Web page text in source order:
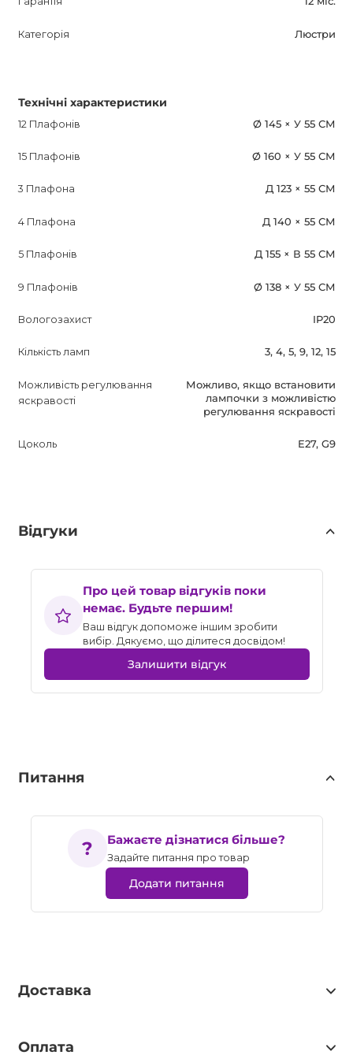
Категорія Люстри
Технічні характеристики
12 Плафонів Ø 145 × У 55 СМ
15 Плафонів Ø 160 × У 55 СМ
3 Плафона Д 123 × 55 СМ
4 Плафона Д 140 × 55 СМ
5 Плафонів Д 155 × В 55 СМ
9 Плафонів Ø 138 × У 55 СМ
Вологозахист IP20
Кількість ламп 3, 4, 5, 9, 12, 15
Можливість регулювання
яскравості
Можливо, якщо встановити
лампочки з можливістю
регулювання яскравості
Цоколь E27, G9
Відгуки
Про цей товар відгуків поки
немає. Будьте першим!
Ваш відгук допоможе іншим зробити
вибір. Дякуємо, що ділитеся досвідом!
Залишити відгук
Питання
Бажаєте дізнатися більше?
Задайте питання про товар
Додати питання
Доставка
Оплата